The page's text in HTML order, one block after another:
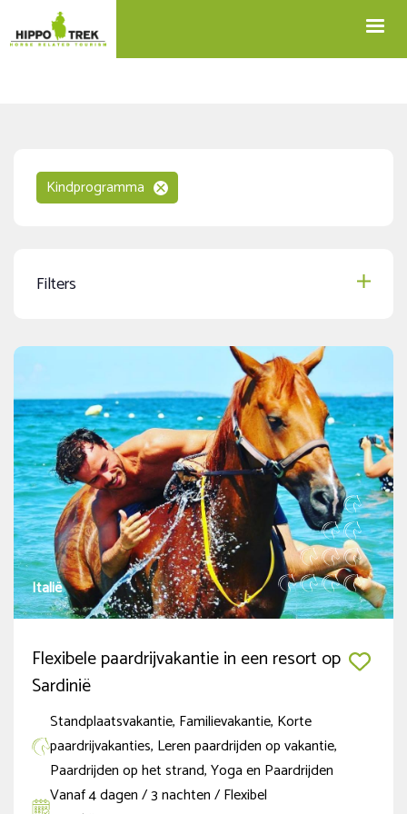
Kindprogramma
Filters
Thema
Standplaatsvakantie
(7)
Safari te paard in Afrika
(3)
Paardrijden met Nederlandstalige begeleiding
(3)
Familievakantie
(7)
Meer tonen
Speciale aanbiedingen
Data 2027 online
(6)
Land
Griekenland
Italië
Italië
Flexibele paardrijvakantie in een resort op
Sardinië
Standplaatsvakantie, Familievakantie, Korte
paardrijvakanties, Leren paardrijden op vakantie,
Paardrijden op het strand, Yoga en Paardrijden
Vanaf 4 dagen / 3 nachten / Flexibel